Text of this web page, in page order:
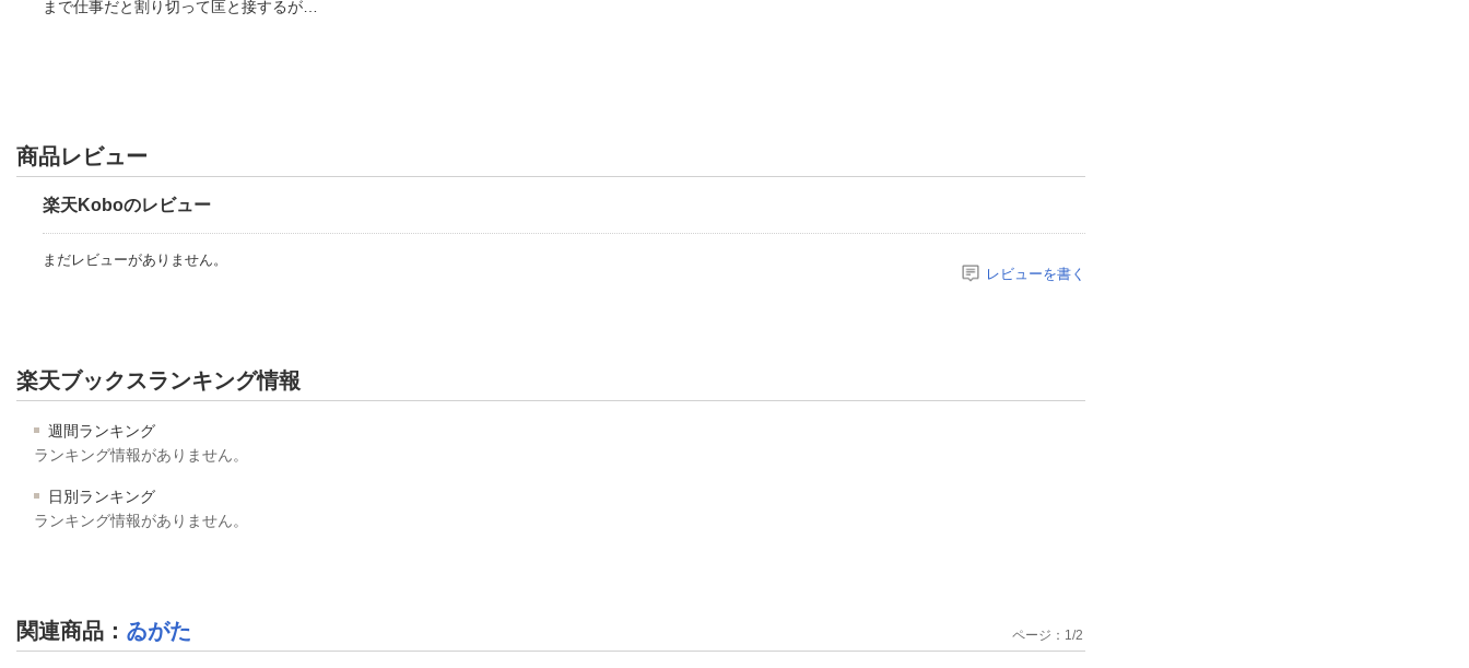
まで仕事だと割り切って匡と接するが…
商品レビュー
楽天Koboのレビュー
まだレビューがありません。
レビューを書く
楽天ブックスランキング情報
週間ランキング
ランキング情報がありません。
日別ランキング
ランキング情報がありません。
関連商品 ： ゐがた ページ： 1/2